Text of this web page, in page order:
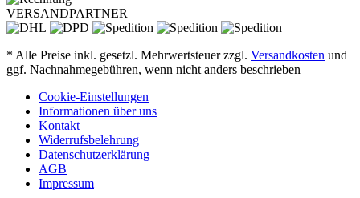
VERSANDPARTNER
* Alle Preise inkl. gesetzl. Mehrwertsteuer zzgl. Versandkosten und
ggf. Nachnahmegebühren, wenn nicht anders beschrieben
Cookie-Einstellungen
Informationen über uns
Kontakt
Widerrufsbelehrung
Datenschutzerklärung
AGB
Impressum